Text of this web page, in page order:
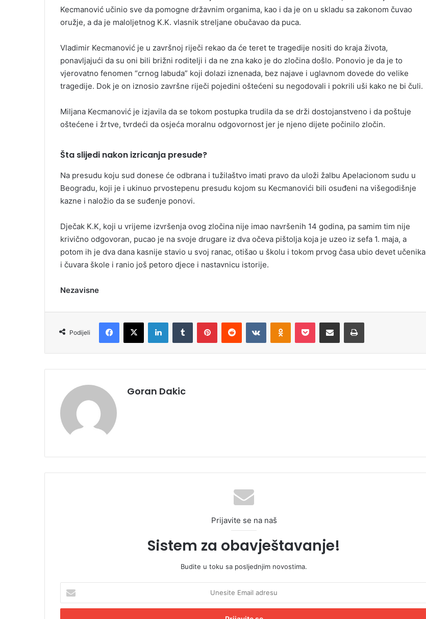
Kecmanović učinio sve da pomogne državnim organima, kao i da je on u skladu sa zakonom čuvao
oružje, a da je maloljetnog K.K. vlasnik streljane obučavao da puca.
Vladimir Kecmanović je u završnoj riječi rekao da će teret te tragedije nositi do kraja života,
ponavljajući da su oni bili brižni roditelji i da ne zna kako je do zločina došlo. Ponovio je da je to
vjerovatno fenomen “crnog labuda” koji dolazi iznenada, bez najave i uglavnom dovede do velike
tragedije. Dok je on iznosio završne riječi pojedini oštećeni su negodovali i pokrili uši kako ne bi čuli.
Miljana Kecmanović je izjavila da se tokom postupka trudila da se drži dostojanstveno i da poštuje
oštećene i žrtve, tvrdeći da osjeća moralnu odgovornost jer je njeno dijete počinilo zločin.
Šta slijedi nakon izricanja presude?
Na presudu koju sud donese će odbrana i tužilaštvo imati pravo da uloži žalbu Apelacionom sudu u
Beogradu, koji je i ukinuo prvostepenu presudu kojom su Kecmanovići bili osuđeni na višegodišnje
kazne i naložio da se suđenje ponovi.
Dječak K.K, koji u vrijeme izvršenja ovog zločina nije imao navršenih 14 godina, pa samim tim nije
krivično odgovoran, pucao je na svoje drugare iz dva očeva pištolja koja je uzeo iz sefa 1. maja, a
potom ih je dva dana kasnije stavio u svoj ranac, otišao u školu i tokom prvog časa ubio devet učenika
i čuvara škole i ranio još petoro djece i nastavnicu istorije.
Nezavisne
Podijeli
Goran Dakic
Prijavite se na naš
Sistem za obavještavanje!
Budite u toku sa posljednjim novostima.
e